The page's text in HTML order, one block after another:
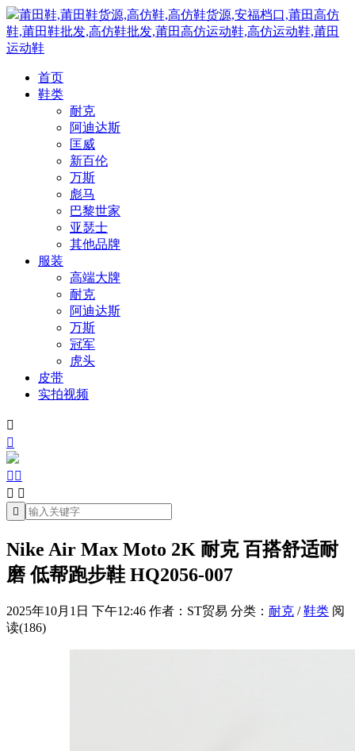
莆田鞋,莆田鞋货源,高仿鞋,高仿鞋货源,安福档口,莆田高仿
鞋,莆田鞋批发,高仿鞋批发,莆田高仿运动鞋,高仿运动鞋,莆田
运动鞋
首页
鞋类
耐克
阿迪达斯
匡威
新百伦
万斯
彪马
巴黎世家
亚瑟士
其他品牌
服装
高端大牌
耐克
阿迪达斯
万斯
冠军
虎头
皮带
实拍视频


 
 

Nike Air Max Moto 2K 耐克 百搭舒适耐
磨 低帮跑步鞋 HQ2056-007
2025年10月1日 下午12:46 作者：ST贸易 分类： 耐克 /鞋类 阅
读(186)